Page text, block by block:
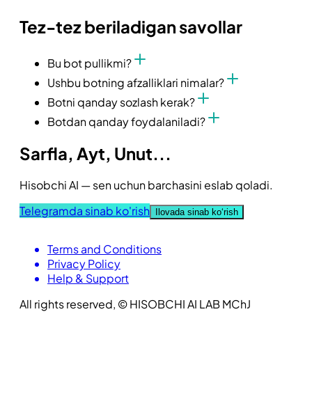
Tez-tez beriladigan savollar
Bu bot pullikmi?
Ushbu botning afzalliklari nimalar?
Botni qanday sozlash kerak?
Botdan qanday foydalaniladi?
Sarfla, Ayt, Unut...
Hisobchi AI — sen uchun barchasini eslab qoladi.
Telegramda sinab ko'rish
Ilovada sinab ko‘rish
Terms and Conditions
Privacy Policy
Help & Support
All rights reserved, © HISOBCHI AI LAB MChJ